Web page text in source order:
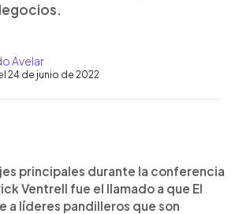
Avelar
24 de junio de 2022
artículo
principales durante la conferencia
Ventrell fue el llamado a que El
a líderes pandilleros que son